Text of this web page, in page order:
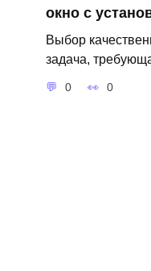
окно с
Выбор
задача,
0 0